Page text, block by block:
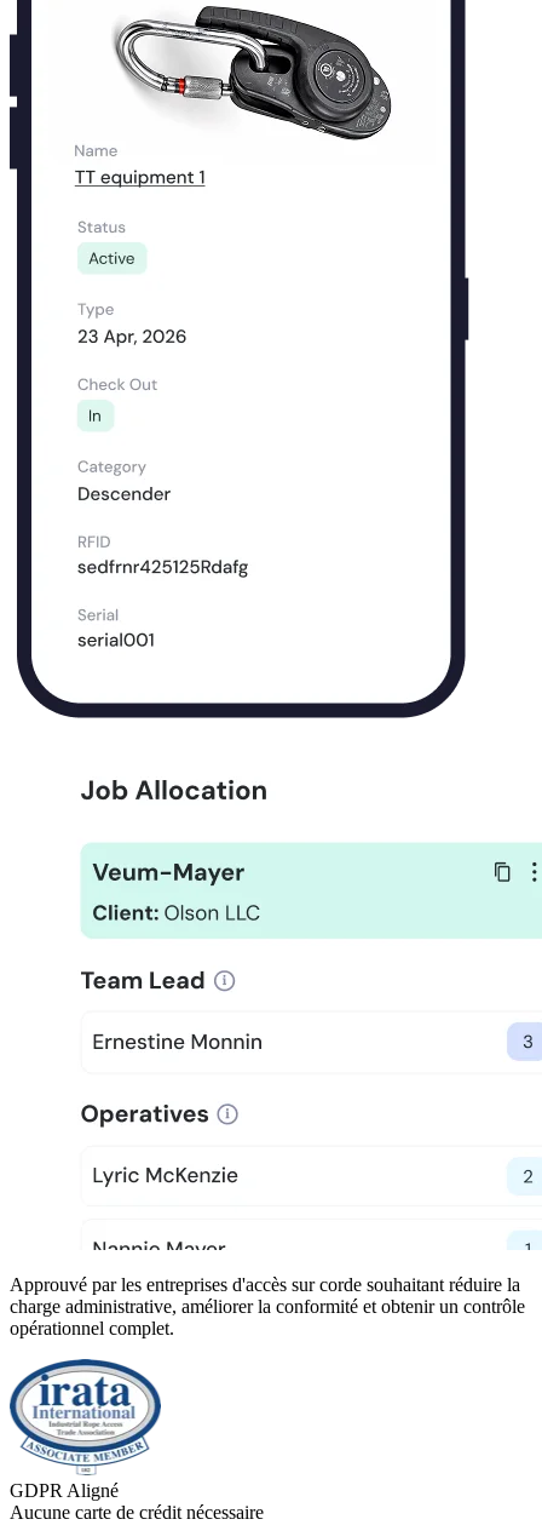
Approuvé par les entreprises d'accès sur corde souhaitant réduire la
charge administrative, améliorer la conformité et obtenir un contrôle
opérationnel complet.
GDPRAligné
Aucune carte de crédit nécessaire